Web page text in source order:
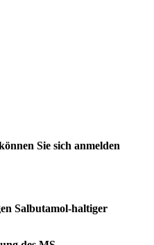
Sie sich anmelden
Salbutamol-haltiger